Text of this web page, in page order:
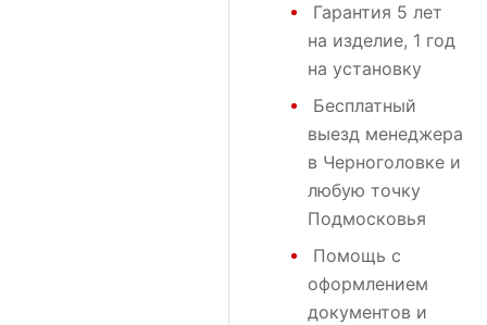
Гарантия 5 лет
на изделие, 1 год
на установку
Бесплатный
выезд менеджера
в Черноголовке и
любую точку
Подмосковья
Помощь с
оформлением
документов и